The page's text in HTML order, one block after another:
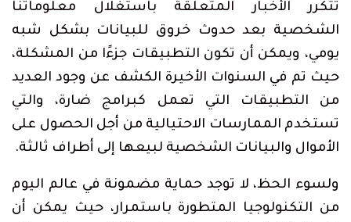
تتكرر الأخبار المتعلقة باستغلال معلوماتنا
الشخصية بعد حدوث خروق للبيانات بشكل شبه
يومي، ويمكن أن تكون التطبيقات جزءًا من المشكلة،
حيث تم في السنوات الأخيرة الكشف عن وجود العديد
من التطبيقات التي تعمل كبرامج ضارة، والتي
تستخدم الممارسات الاحتيالية من أجل الحصول على
الأموال والبيانات الشخصية لبيعها إلى أطراف ثالثة.
ولسوء الحظ، لا توجد حماية مضمونة في عالم اليوم
من التكنولوجيا المتطورة باستمرار، حيث يمكن أن